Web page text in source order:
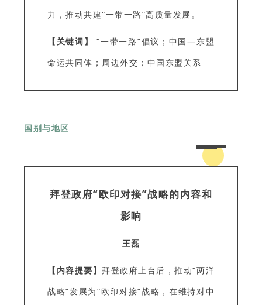
力，推动共建“一带一路”高质量发展。
【关键词】
“一带一路”倡议；中国—东盟
命运共同体；周边外交；中国东盟关系
国别与地区
拜登政府“欧印对接”战略的内容和
影响
王磊
【内容提要】 拜登政府上台后，推动“两洋
战略”发展为“欧印对接”战略，在维持对中